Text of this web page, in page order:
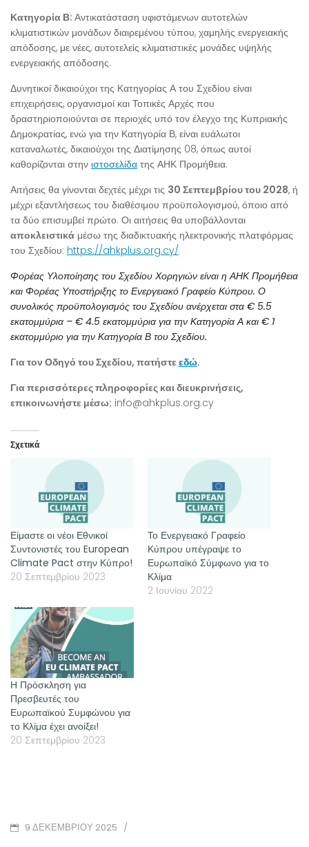
Κατηγορία Β: Αντικατάσταση υφιστάμενων αυτοτελών
κλιματιστικών μονάδων διαιρεμένου τύπου, χαμηλής ενεργειακής
απόδοσης, με νέες, αυτοτελείς κλιματιστικές μονάδες υψηλής
ενεργειακής απόδοσης.
Δυνητικοί δικαιούχοι της Κατηγορίας Α του Σχεδίου είναι
επιχειρήσεις, οργανισμοί και Τοπικές Αρχές που
δραστηριοποιούνται σε περιοχές υπό τον έλεγχο της Κυπριακής
Δημοκρατίας, ενώ για την Κατηγορία Β, είναι ευάλωτοι
καταναλωτές, δικαιούχοι της Διατίμησης 08, όπως αυτοί
καθορίζονται στην ιστοσελίδα της ΑΗΚ Προμήθεια.
Αιτήσεις θα γίνονται δεχτές μέχρι τις 30 Σεπτεμβρίου του 2028, ή
μέχρι εξαντλήσεως του διαθέσιμου προϋπολογισμού, όποιο από
τα δύο επισυμβεί πρώτο. Οι αιτήσεις θα υποβάλλονται
αποκλειστικά μέσω της διαδικτυακής ηλεκτρονικής πλατφόρμας
του Σχεδίου: https://ahkplus.org.cy/
Φορέας Υλοποίησης του Σχεδίου Χορηγιών είναι η ΑΗΚ Προμήθεια
και Φορέας Υποστήριξης το Ενεργειακό Γραφείο Κύπρου. Ο
συνολικός προϋπολογισμός του Σχεδίου ανέρχεται στα € 5.5
εκατομμύρια – € 4.5 εκατομμύρια για την Κατηγορία Α και € 1
εκατομμύριο για την Κατηγορία Β του Σχεδίου.
Για τον Οδηγό του Σχεδίου, πατήστε εδώ.
Για περισσότερες πληροφορίες και διευκρινήσεις,
επικοινωνήστε μέσω: info@ahkplus.org.cy
Σχετικά
Είμαστε οι νέοι Εθνικοί
Συντονιστές του European
Climate Pact στην Κύπρο!
20 Σεπτεμβρίου 2023
Το Ενεργειακό Γραφείο
Κύπρου υπέγραψε το
Ευρωπαϊκό Σύμφωνο για το
Κλίμα
2 Ιουνίου 2022
Η Πρόσκληση για
Πρεσβευτές του
Ευρωπαϊκού Συμφώνου για
το Κλίμα έχει ανοίξει!
20 Σεπτεμβρίου 2023
POSTED
9 ΔΕΚΕΜΒΡΊΟΥ 2025 /